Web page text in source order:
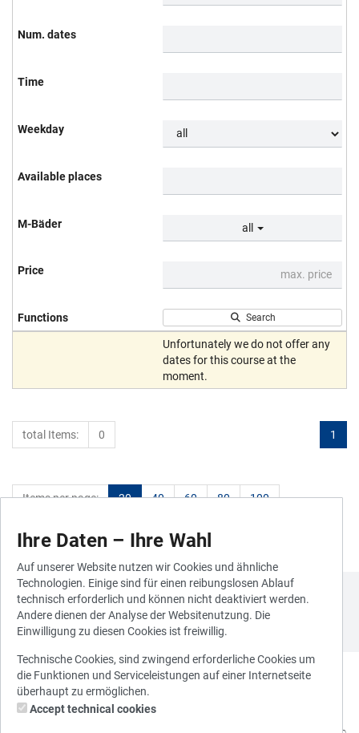
all
Search
Unfortunately we do not offer any
dates for this course at the
moment.
1
total Items: 0
Items per page: 20 40 60 80 100
Ihre Daten – Ihre Wahl
Auf unserer Website nutzen wir Cookies und ähnliche
Technologien. Einige sind für einen reibungslosen Ablauf
technisch erforderlich und können nicht deaktiviert werden.
Andere dienen der Analyse der Websitenutzung. Die
Einwilligung zu diesen Cookies ist freiwillig.
Technische Cookies, sind zwingend erforderliche Cookies um
die Funktionen und Serviceleistungen auf einer Internetseite
überhaupt zu ermöglichen.
Accept technical cookies